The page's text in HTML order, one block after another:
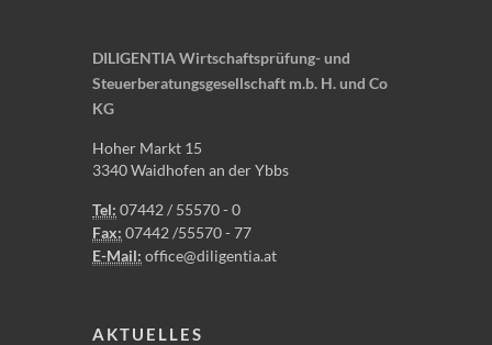
DILIGENTIA Wirtschaftsprüfung- und
Steuerberatungsgesellschaft m.b. H. und Co
KG
Hoher Markt 15
3340 Waidhofen an der Ybbs
Tel: 07442 / 55570 - 0
Fax: 07442 /55570 - 77
E-Mail: office@diligentia.at
AKTUELLES